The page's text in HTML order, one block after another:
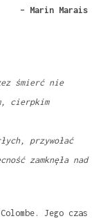
– Marin Marais
śmierć nie
cierpkim
przywołać
zamknęła nad
Jego czas